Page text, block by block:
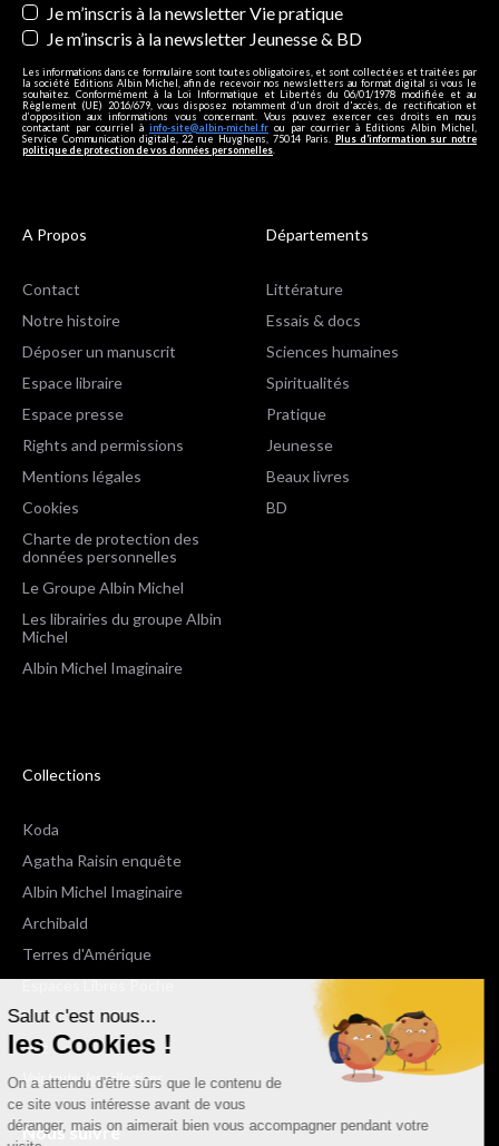
Salut c'est nous...
les Cookies !
On a attendu d'être sûrs que le contenu de
ce site vous intéresse avant de vous
déranger, mais on aimerait bien vous accompagner pendant votre
Je m’inscris à la newsletter Vie pratique
Je m’inscris à la newsletter Jeunesse & BD
Les informations dans ce formulaire sont toutes obligatoires, et sont collectées et traitées par
la société Editions Albin Michel, afin de recevoir nos newsletters au format digital si vous le
souhaitez. Conformément à la Loi Informatique et Libertés du 06/01/1978 modifiée et au
Règlement (UE) 2016/679, vous disposez notamment d'un droit d'accès, de rectification et
d’opposition aux informations vous concernant. Vous pouvez exercer ces droits en nous
contactant par courriel à info-site@albin-michel.fr ou par courrier à Editions Albin Michel,
Service Communication digitale, 22 rue Huyghens, 75014 Paris. Plus d’information sur notre
politique de protection de vos données personnelles
A Propos
Contact
Notre histoire
Déposer un manuscrit
Espace libraire
Espace presse
Rights and permissions
Mentions légales
Cookies
Charte de protection des
données personnelles
Le Groupe Albin Michel
Les librairies du groupe Albin
Michel
Albin Michel Imaginaire
Départements
Littérature
Essais & docs
Sciences humaines
Spiritualités
Pratique
Jeunesse
Beaux livres
BD
Collections
Koda
Agatha Raisin enquête
Albin Michel Imaginaire
Archibald
Terres d'Amérique
Espaces Libres Poche
NOX
Wiz
Voir toutes les collections
Nous suivre